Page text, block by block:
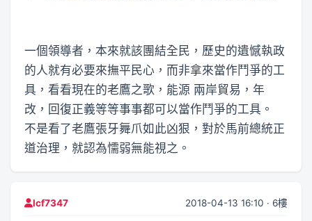
一個領導者，本來就該團結全民，歷史的遺憾執政
的人就有必要來撫平民心，而非拿來當作鬥爭的工
具，看看現在的老鷹之歌，能源 兩岸貿易，年
改，回復正義等等事事都可以當作鬥爭的工具。
不是看了老鷹張牙舞爪如此凶狠，對於馬前總統正
道治理，就認為懦弱無能視之。
lcf7347 2018-04-13 16:10 · 6樓